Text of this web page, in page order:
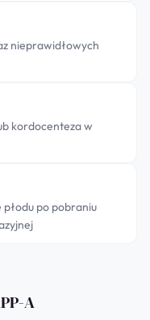
nieprawidłowych
kordocenteza w
po pobraniu
A